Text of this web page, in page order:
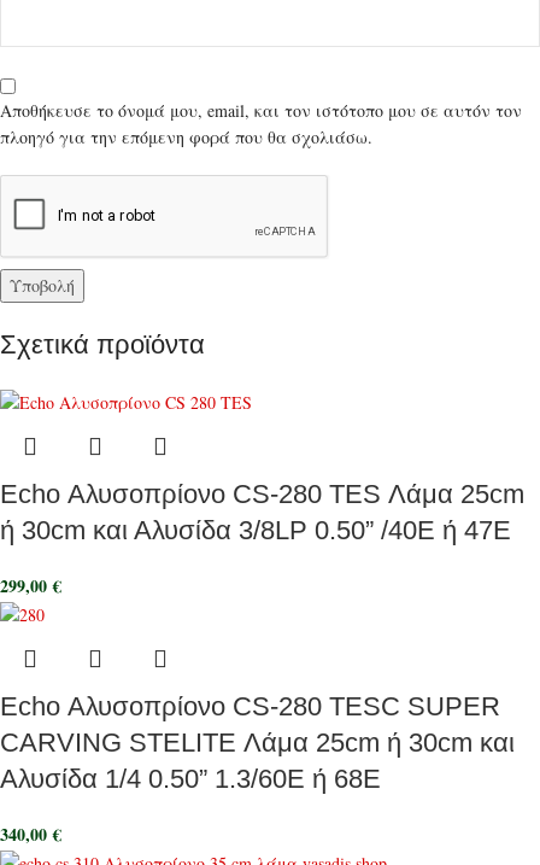
Αποθήκευσε το όνομά μου, email, και τον ιστότοπο μου σε αυτόν τον
πλοηγό για την επόμενη φορά που θα σχολιάσω.
Σχετικά προϊόντα
Echo Αλυσοπρίονο CS-280 TES Λάμα 25cm
ή 30cm και Αλυσίδα 3/8LP 0.50” /40E ή 47E
299,00€
Echo Αλυσοπρίονο CS-280 TESC SUPER
CARVING STELITE Λάμα 25cm ή 30cm και
Αλυσίδα 1/4 0.50” 1.3/60E ή 68E
340,00€